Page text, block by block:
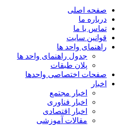
صفحه اصلی
درباره ما
تماس با ما
قوانین سایت
راهنمای واحد ها
جدول راهنمای واحد ها
پلان طبقات
صفحات اختصاصی واحدها
اخبار
اخبار مجتمع
اخبار فناوری
اخبار اقتصادی
مقالات آموزشی